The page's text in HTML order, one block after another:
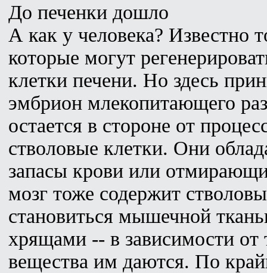
До печенки дошло
А как у человека? Известно
которые могут
клетки печени. Но здесь
эмбрион млекопитающего
остается в стороне от
стволовые клетки. Они
запасы крови или
мозг тоже содержит
становиться мышечной
хрящами -- в зависимости от
вещества им даются. По